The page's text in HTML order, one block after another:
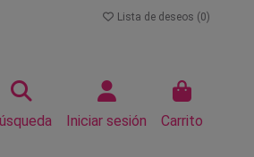
Lista de deseos (0)
Iniciar sesión Carrito